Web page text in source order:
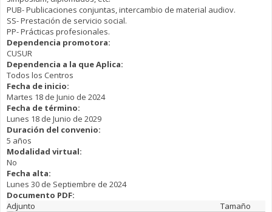
PUB- Publicaciones conjuntas, intercambio de material audiov.
SS- Prestación de servicio social.
PP- Prácticas profesionales.
Dependencia promotora:
CUSUR
Dependencia a la que Aplica:
Todos los Centros
Fecha de inicio:
Martes 18 de Junio de 2024
Fecha de término:
Lunes 18 de Junio de 2029
Duración del convenio:
5 años
Modalidad virtual:
No
Fecha alta:
Lunes 30 de Septiembre de 2024
Documento PDF:
Adjunto
Tamaño